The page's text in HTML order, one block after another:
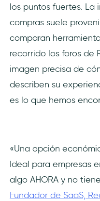
los puntos fuertes. La
compras suele
comparan
recorrido los foros de
imagen precisa de
describen su
es lo que hemos
«Una opción
Ideal para empresas
algo AHORA y no
Fundador de SaaS,